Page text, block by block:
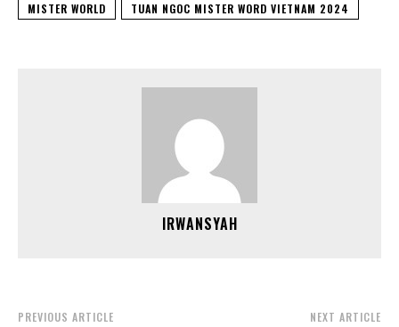
MISTER WORLD TUAN NGOC MISTER WORD VIETNAM 2024
IRWANSYAH
PREVIOUS ARTICLE NEXT ARTICLE